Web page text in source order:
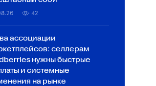
42
ассоциации
селлерам
нужны быстрые
и системные
на рынке